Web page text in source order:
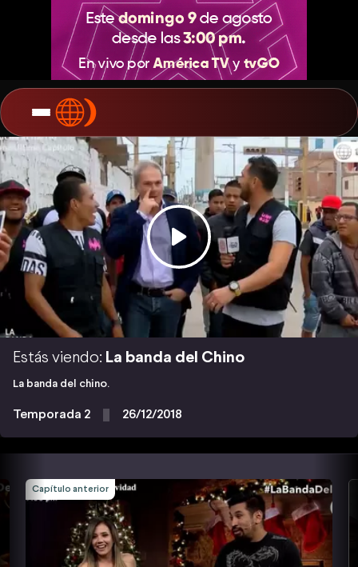
Estás viendo: La banda del Chino
La banda del chino.
Temporada 2 26/12/2018
Capítulo anterior